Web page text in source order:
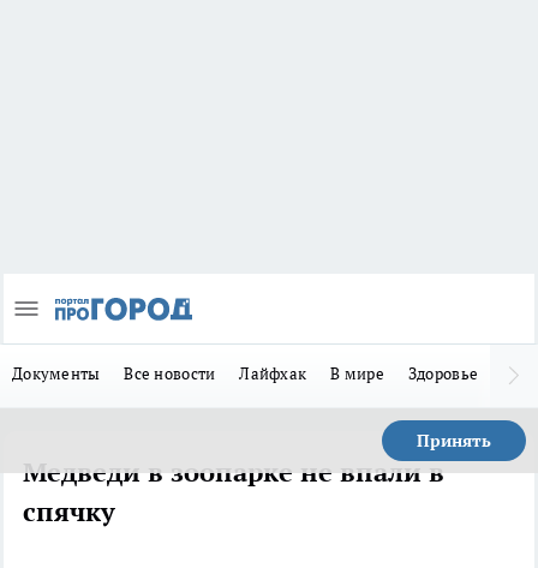
Документы Все новости Лайфхак В мире Здоровье
Принять
Медведи в зоопарке не впали в
спячку